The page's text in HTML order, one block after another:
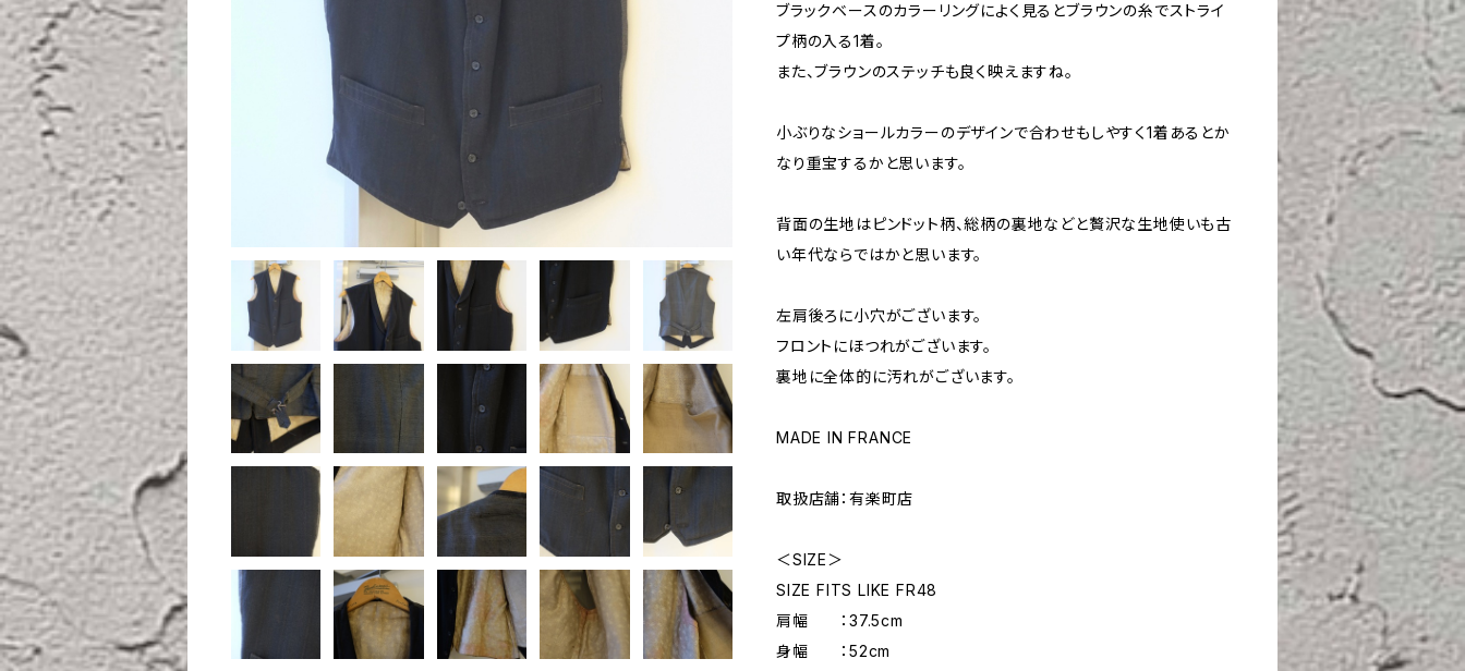
ブラックベースのカラーリングによく見るとブラウンの糸でストライ
プ柄の入る1着。
また、ブラウンのステッチも良く映えますね。
小ぶりなショールカラーのデザインで合わせもしやすく1着あるとか
なり重宝するかと思います。
背面の生地はピンドット柄、総柄の裏地などと贅沢な生地使いも古
い年代ならではかと思います。
左肩後ろに小穴がございます。
フロントにほつれがございます。
裏地に全体的に汚れがございます。
MADE IN FRANCE
取扱店舗：有楽町店
＜SIZE＞
SIZE FITS LIKE FR48
肩幅 ：37.5cm
身幅 ：52cm